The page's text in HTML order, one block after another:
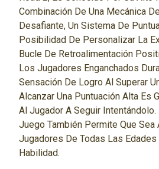
Combinación De Una Mecánica
Desafiante, Un Sistema De
Posibilidad De Personalizar La
Bucle De Retroalimentación
Los Jugadores Enganchados
Sensación De Logro Al Superar
Alcanzar Una Puntuación Alta Es
Al Jugador A Seguir
Juego También Permite Que
Jugadores De Todas Las
Habilidad.